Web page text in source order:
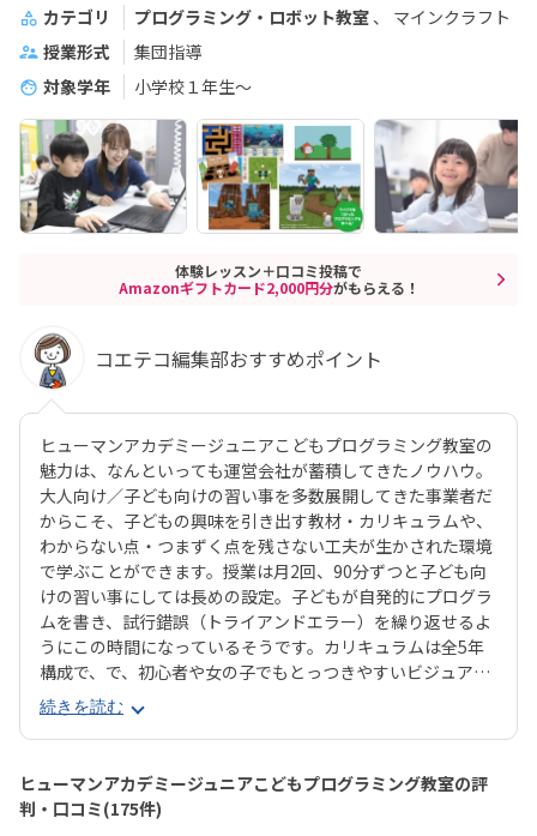
カテゴリ プログラミング・ロボット教室
マインクラフト
授業形式
集団指導
対象学年
小学校１年生〜
体験レッスン＋口コミ投稿で
Amazonギフトカード2,000円分がもらえる！
コエテコ編集部おすすめポイント
ヒューマンアカデミージュニアこどもプログラミング教室の
魅力は、なんといっても運営会社が蓄積してきたノウハウ。
大人向け／子ども向けの習い事を多数展開してきた事業者だ
からこそ、子どもの興味を引き出す教材・カリキュラムや、
わからない点・つまずく点を残さない工夫が生かされた環境
で学ぶことができます。授業は月2回、90分ずつと子ども向
けの習い事にしては長めの設定。子どもが自発的にプログラ
ムを書き、試行錯誤（トライアンドエラー）を繰り返せるよ
うにこの時間になっているそうです。カリキュラムは全5年
構成で、で、初心者や女の子でもとっつきやすいビジュアル
プログラミングツール「Scratch（スクラッチ）」から初め
て、エンジニアが実際に使用するプログラミング言語「Java
Script」までステップアップすることができます。ベーシッ
クコースではマウス操作など、パソコンの操作自体から学べ
るので、自宅でまったくパソコンをさわったことのないお子
さんでも戸惑うことなく授業に入っていけるでしょう。大学
続きを読む
ヒューマンアカデミージュニアこどもプログラミング教室の評
判・口コミ(175件)